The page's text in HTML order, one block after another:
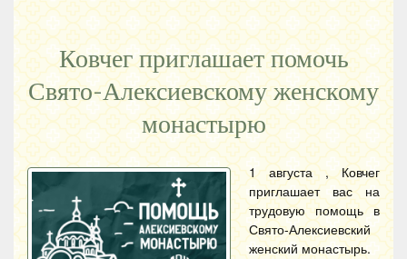
Ковчег приглашает помочь
Свято-Алексиевскому женскому
монастырю
1 августа , Ковчег
приглашает вас на
трудовую помощь в
Свято-Алексиевский
женский монастырь.